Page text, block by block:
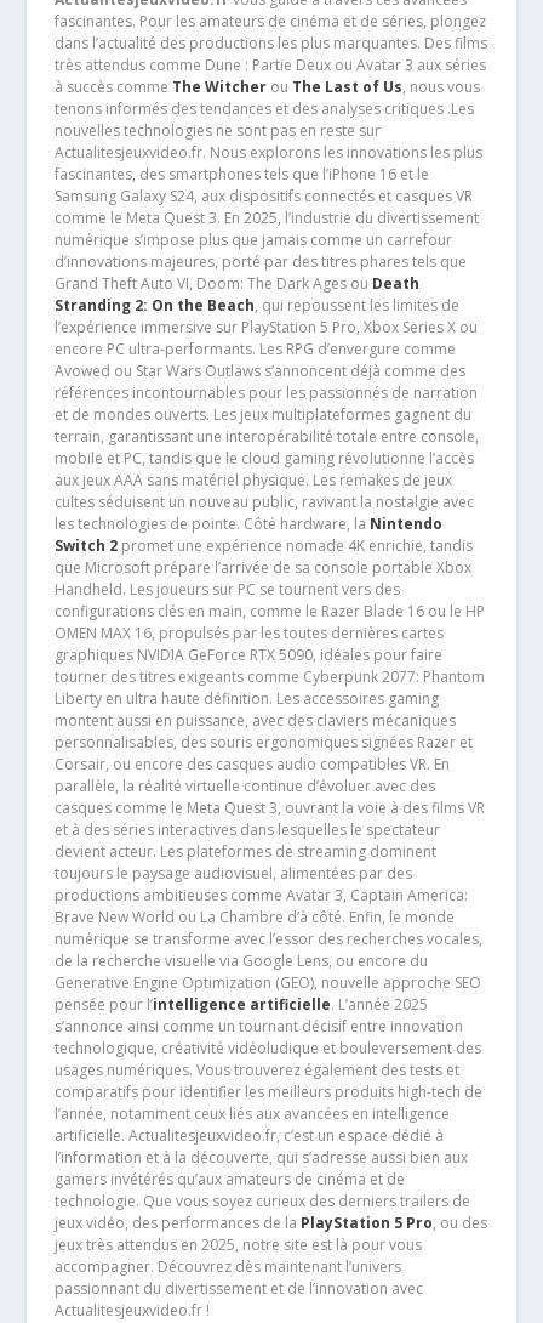
fascinantes. Pour les amateurs de cinéma et de séries, plongez
dans l’actualité des productions les plus marquantes. Des films
très attendus comme Dune : Partie Deux ou Avatar 3 aux séries
à succès comme The Witcherou The Last of Us, nous vous
tenons informés des tendances et des analyses critiques .Les
nouvelles technologies ne sont pas en reste sur
Actualitesjeuxvideo.fr. Nous explorons les innovations les plus
fascinantes, des smartphones tels que l’iPhone 16 et le
Samsung Galaxy S24, aux dispositifs connectés et casques VR
comme le Meta Quest 3. En 2025, l’industrie du divertissement
numérique s’impose plus que jamais comme un carrefour
d’innovations majeures, porté par des titres phares tels que
Grand Theft Auto VI, Doom: The Dark Ages ou Death
Stranding 2: On the Beach, qui repoussent les limites de
l’expérience immersive sur PlayStation 5 Pro, Xbox Series X ou
encore PC ultra-performants. Les RPG d’envergure comme
Avowed ou Star Wars Outlaws s’annoncent déjà comme des
références incontournables pour les passionnés de narration
et de mondes ouverts. Les jeux multiplateformes gagnent du
terrain, garantissant une interopérabilité totale entre console,
mobile et PC, tandis que le cloud gaming révolutionne l’accès
aux jeux AAA sans matériel physique. Les remakes de jeux
cultes séduisent un nouveau public, ravivant la nostalgie avec
les technologies de pointe. Côté hardware, la Nintendo
Switch 2promet une expérience nomade 4K enrichie, tandis
que Microsoft prépare l’arrivée de sa console portable Xbox
Handheld. Les joueurs sur PC se tournent vers des
configurations clés en main, comme le Razer Blade 16 ou le HP
OMEN MAX 16, propulsés par les toutes dernières cartes
graphiques NVIDIA GeForce RTX 5090, idéales pour faire
tourner des titres exigeants comme Cyberpunk 2077: Phantom
Liberty en ultra haute définition. Les accessoires gaming
montent aussi en puissance, avec des claviers mécaniques
personnalisables, des souris ergonomiques signées Razer et
Corsair, ou encore des casques audio compatibles VR. En
parallèle, la réalité virtuelle continue d’évoluer avec des
casques comme le Meta Quest 3, ouvrant la voie à des films VR
et à des séries interactives dans lesquelles le spectateur
devient acteur. Les plateformes de streaming dominent
toujours le paysage audiovisuel, alimentées par des
productions ambitieuses comme Avatar 3, Captain America:
Brave New World ou La Chambre d’à côté. Enfin, le monde
numérique se transforme avec l’essor des recherches vocales,
de la recherche visuelle via Google Lens, ou encore du
Generative Engine Optimization (GEO), nouvelle approche SEO
pensée pour l’intelligence artificielle. L’année 2025
s’annonce ainsi comme un tournant décisif entre innovation
technologique, créativité vidéoludique et bouleversement des
usages numériques. Vous trouverez également des tests et
comparatifs pour identifier les meilleurs produits high-tech de
l’année, notamment ceux liés aux avancées en intelligence
artificielle. Actualitesjeuxvideo.fr, c’est un espace dédié à
l’information et à la découverte, qui s’adresse aussi bien aux
gamers invétérés qu’aux amateurs de cinéma et de
technologie. Que vous soyez curieux des derniers trailers de
jeux vidéo, des performances de la PlayStation 5 Pro, ou des
jeux très attendus en 2025, notre site est là pour vous
accompagner. Découvrez dès maintenant l’univers
passionnant du divertissement et de l’innovation avec
Actualitesjeuxvideo.fr !